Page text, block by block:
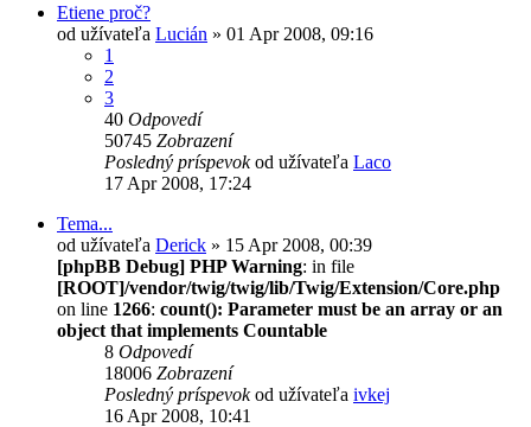
Etiene proč?
od užívateľa Lucián » 01 Apr 2008, 09:16
1
2
3
40 Odpovedí
50745 Zobrazení
Posledný príspevokod užívateľa Laco
17 Apr 2008, 17:24
Tema...
od užívateľa Derick » 15 Apr 2008, 00:39
[phpBB Debug] PHP Warning: in file
[ROOT]/vendor/twig/twig/lib/Twig/Extension/Core.php
on line 1266: count(): Parameter must be an array or an
object that implements Countable
8 Odpovedí
18006 Zobrazení
Posledný príspevokod užívateľa ivkej
16 Apr 2008, 10:41